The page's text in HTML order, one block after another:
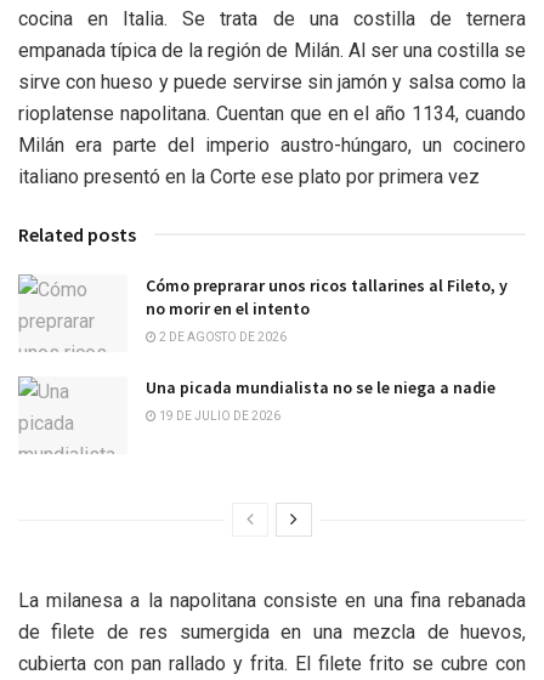
cocina en Italia. Se trata de una costilla de ternera
empanada típica de la región de Milán. Al ser una costilla se
sirve con hueso y puede servirse sin jamón y salsa como la
rioplatense napolitana. Cuentan que en el año 1134, cuando
Milán era parte del imperio austro-húngaro, un cocinero
italiano presentó en la Corte ese plato por primera vez
Related posts
Cómo preprarar unos ricos tallarines al Fileto, y
no morir en el intento
2 DE AGOSTO DE 2026
Una picada mundialista no se le niega a nadie
19 DE JULIO DE 2026
La milanesa a la napolitana consiste en una fina rebanada
de filete de res sumergida en una mezcla de huevos,
cubierta con pan rallado y frita. El filete frito se cubre con